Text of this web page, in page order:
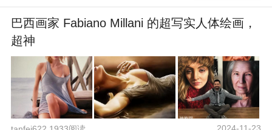
巴西画家 Fabiano Millani 的超写实人体绘画，
超神